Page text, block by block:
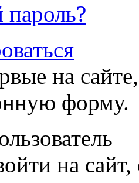
на
форму.
на сайт,